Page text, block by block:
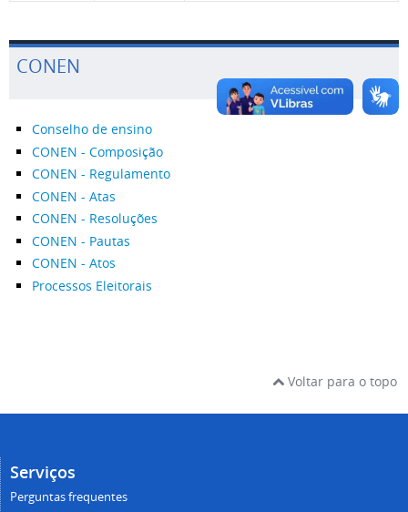
CONEN
Conselho de ensino
CONEN - Composição
CONEN - Regulamento
CONEN - Atas
CONEN - Resoluções
CONEN - Pautas
CONEN - Atos
Processos Eleitorais
Voltar para o topo
Serviços
Perguntas frequentes